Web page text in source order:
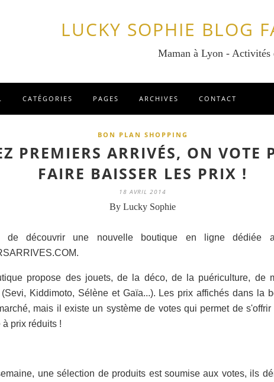
LUCKY SOPHIE BLOG
Maman à Lyon - Activités
CATÉGORIES PAGES ARCHIVES CONTACT
BON PLAN SHOPPING
PREMIERS ARRIVÉS, ON VOTE
FAIRE BAISSER LES PRIX !
18 AVRIL 2014
By Lucky Sophie
de découvrir une nouvelle boutique en ligne dédiée
propose des jouets, de la déco, de la puériculture, de
Kiddimoto, Sélène et Gaïa...). Les prix affichés dans la
mais il existe un système de votes qui permet de s'offrir
prix réduits !
une sélection de produits est soumise aux votes, ils